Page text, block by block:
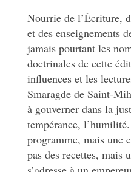
Nourrie de l’Écriture,
et des enseignements
jamais pourtant les
doctrinales de cette
influences et les
Smaragde de Saint-
à gouverner dans la
tempérance,
programme, mais une
pas des recettes, mais